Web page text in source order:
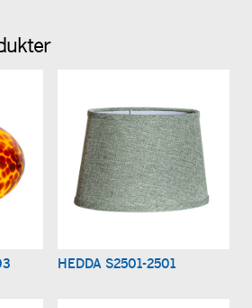
HEDDA S2501-2501